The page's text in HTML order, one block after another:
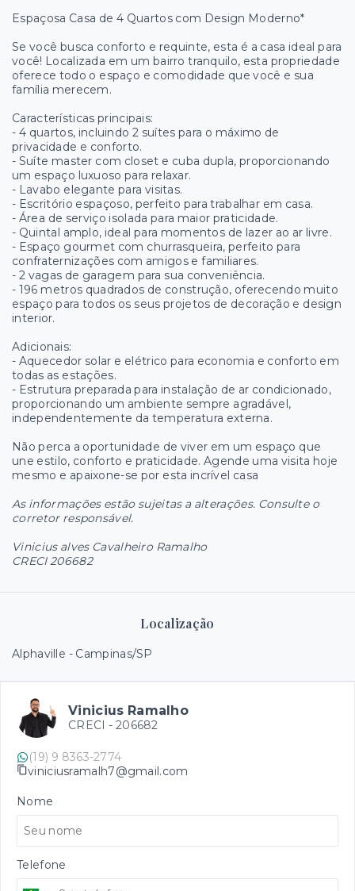
Espaçosa Casa de 4 Quartos com Design Moderno*
Se você busca conforto e requinte, esta é a casa ideal para
você! Localizada em um bairro tranquilo, esta propriedade
oferece todo o espaço e comodidade que você e sua
família merecem.
Características principais:
- 4 quartos, incluindo 2 suítes para o máximo de
privacidade e conforto.
- Suíte master com closet e cuba dupla, proporcionando
um espaço luxuoso para relaxar.
- Lavabo elegante para visitas.
- Escritório espaçoso, perfeito para trabalhar em casa.
- Área de serviço isolada para maior praticidade.
- Quintal amplo, ideal para momentos de lazer ao ar livre.
- Espaço gourmet com churrasqueira, perfeito para
confraternizações com amigos e familiares.
- 2 vagas de garagem para sua conveniência.
- 196 metros quadrados de construção, oferecendo muito
espaço para todos os seus projetos de decoração e design
interior.
Adicionais:
- Aquecedor solar e elétrico para economia e conforto em
todas as estações.
- Estrutura preparada para instalação de ar condicionado,
proporcionando um ambiente sempre agradável,
independentemente da temperatura externa.
Não perca a oportunidade de viver em um espaço que
une estilo, conforto e praticidade. Agende uma visita hoje
mesmo e apaixone-se por esta incrível casa
As informações estão sujeitas a alterações. Consulte o
corretor responsável.
Vinicius alves Cavalheiro Ramalho
CRECI 206682
Localização
Alphaville - Campinas/SP
Vinicius Ramalho
CRECI - 206682
(19) 9 8363-2774
viniciusramalh7@gmail.com
Nome
Telefone